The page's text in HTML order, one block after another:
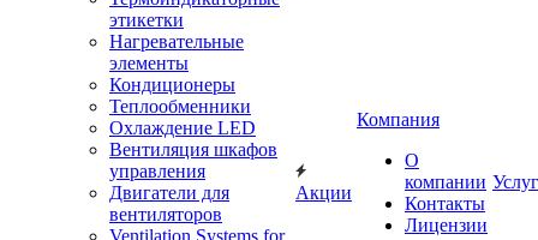
этикетки
Нагревательные
элементы
Кондиционеры
Теплообменники
Охлаждение LED
Вентиляция шкафов
управления
Двигатели для
вентиляторов
Ventilation Systems for
Акции
Компания
О
компании
Контакты
Лицензии